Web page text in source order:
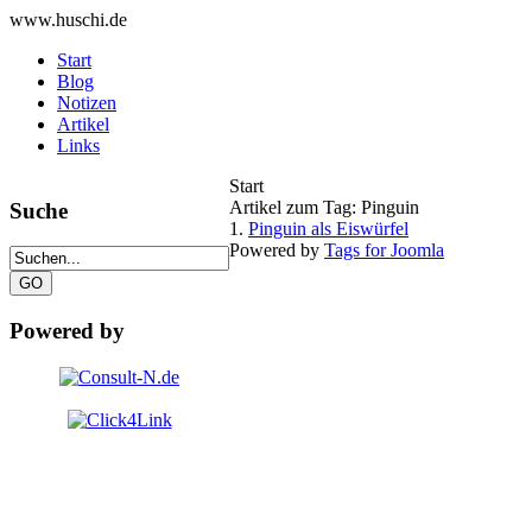
www.huschi.de
Start
Blog
Notizen
Artikel
Links
Suche
Powered by
Start
Artikel zum Tag: Pinguin
1. Pinguin als Eiswürfel
Powered by Tags for Joomla